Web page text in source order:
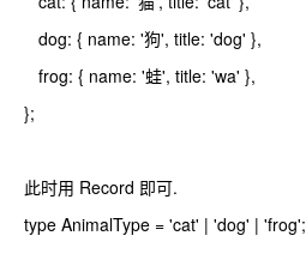
dog: { name: '狗', title: 'dog' },
frog: { name: '蛙', title: 'wa' },
};
此时用 Record 即可.
type AnimalType = 'cat' | 'dog' | 'frog';